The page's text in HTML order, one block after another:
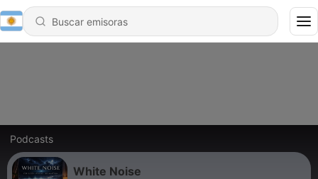
Podcasts
White Noise